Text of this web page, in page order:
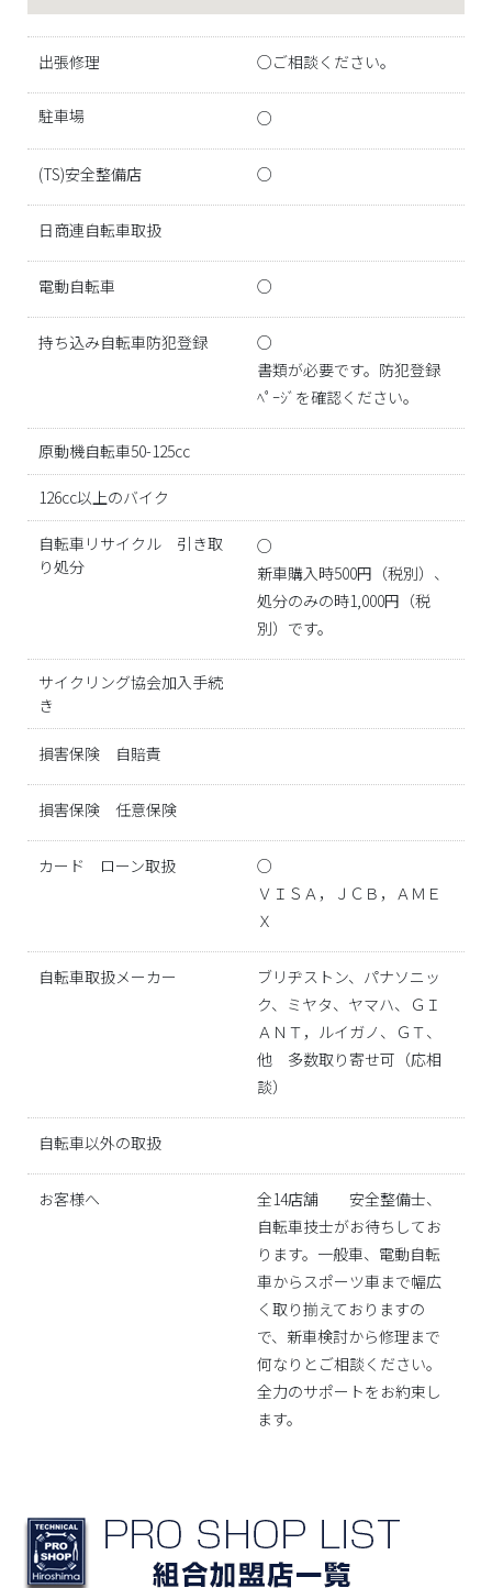
出張修理 ○ご相談ください。
駐車場 ○
(TS)安全整備店 ○
日商連自転車取扱
電動自転車 ○
持ち込み自転車防犯登録
○
書類が必要です。防犯登録
ﾍﾟｰｼﾞを確認ください。
原動機自転車50-125cc
126cc以上のバイク
自転車リサイクル 引き取
り処分
○
新車購入時500円（税別）、
処分のみの時1,000円（税
別）です。
サイクリング協会加入手続
き
損害保険 自賠責
損害保険 任意保険
カード ローン取扱
○
ＶＩＳＡ，ＪＣＢ，ＡＭＥ
Ｘ
自転車取扱メーカー
ブリヂストン、パナソニッ
ク、ミヤタ、ヤマハ、ＧＩ
ＡＮＴ，ルイガノ、ＧＴ、
他 多数取り寄せ可（応相
談）
自転車以外の取扱
お客様へ
全14店舗 安全整備士、
自転車技士がお待ちしてお
ります。一般車、電動自転
車からスポーツ車まで幅広
く取り揃えておりますの
で、新車検討から修理まで
何なりとご相談ください。
全力のサポートをお約束し
ます。